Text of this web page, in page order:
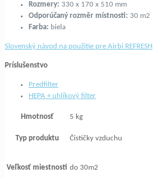
Rozmery: 330 x 170 x 510 mm
Odporúčaný rozměr místnosti: 30 m2
Farba: biela
Slovenský návod na použitie pre Airbi REFRESH
Príslušenstvo
Predfilter
HEPA + uhlíkový filter
Hmotnosť 5 kg
Typ produktu Čističky vzduchu
Veľkosť miestnosti do 30m2